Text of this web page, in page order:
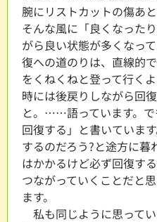
腕にリストカットの傷あ
そんな風に「良くなった
がら良い状態が多くなっ
復への道のりは、直線的
をくねくねと登って行く
時には後戻りしながら回
と。……語っています。で
回復する」と書いていま
するのだろう?と途方に
はかかるけど必ず回復す
つながっていくことだと
ます。
私も同じように思って